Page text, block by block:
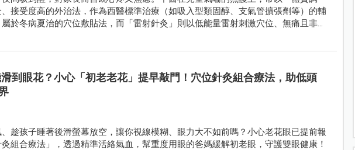
接受度高的外治法，作為西醫標準治療（如吸入型類固醇、支氣管擴張劑等）的輔
於冬病夏治的穴位敷貼法，而「雷射針灸」則以低能量雷射刺激穴位、無痛且非侵
到眼花？小心「初老老花」提早敲門！穴位針灸組合療法，助低頭
趁孩子睡著後滑螢幕放空，讓你視線模糊、眼力大不如前嗎？小心老花眼已提前報
組合療法」，透過精準活絡氣血，幫重度用眼的爸媽緩解初老眼，守護雙眼健康！